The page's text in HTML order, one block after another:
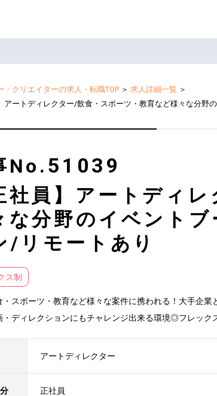
・クリエイターの求人・転職TOP ＞ 求人詳細一覧 ＞
アートディレクター/飲食・スポーツ・教育など様々な分野
No. 51039
社員】アートディ
な分野のイベント
/リモートあり
ス制
スポーツ・教育など様々な案件に携われる！大手企
ディレクションにもチャレンジ出来る環境◎フレック
アートディレクター
正社員